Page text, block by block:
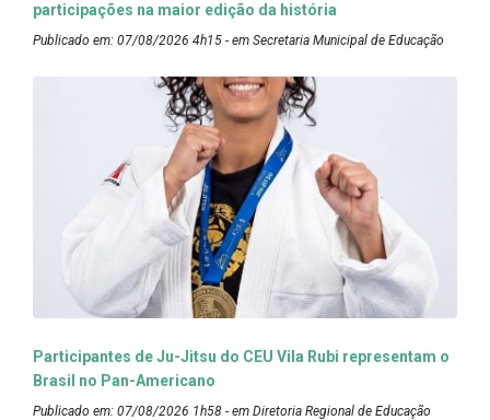
participações na maior edição da história
Publicado em: 07/08/2026 4h15 - em Secretaria Municipal de Educação
Participantes de Ju-Jitsu do CEU Vila Rubi representam o
Brasil no Pan-Americano
Publicado em: 07/08/2026 1h58 - em Diretoria Regional de Educação